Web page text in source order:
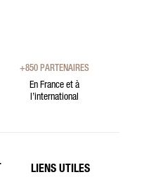
+850 PARTENAIRES
En France et à
l’international
LIENS UTILES